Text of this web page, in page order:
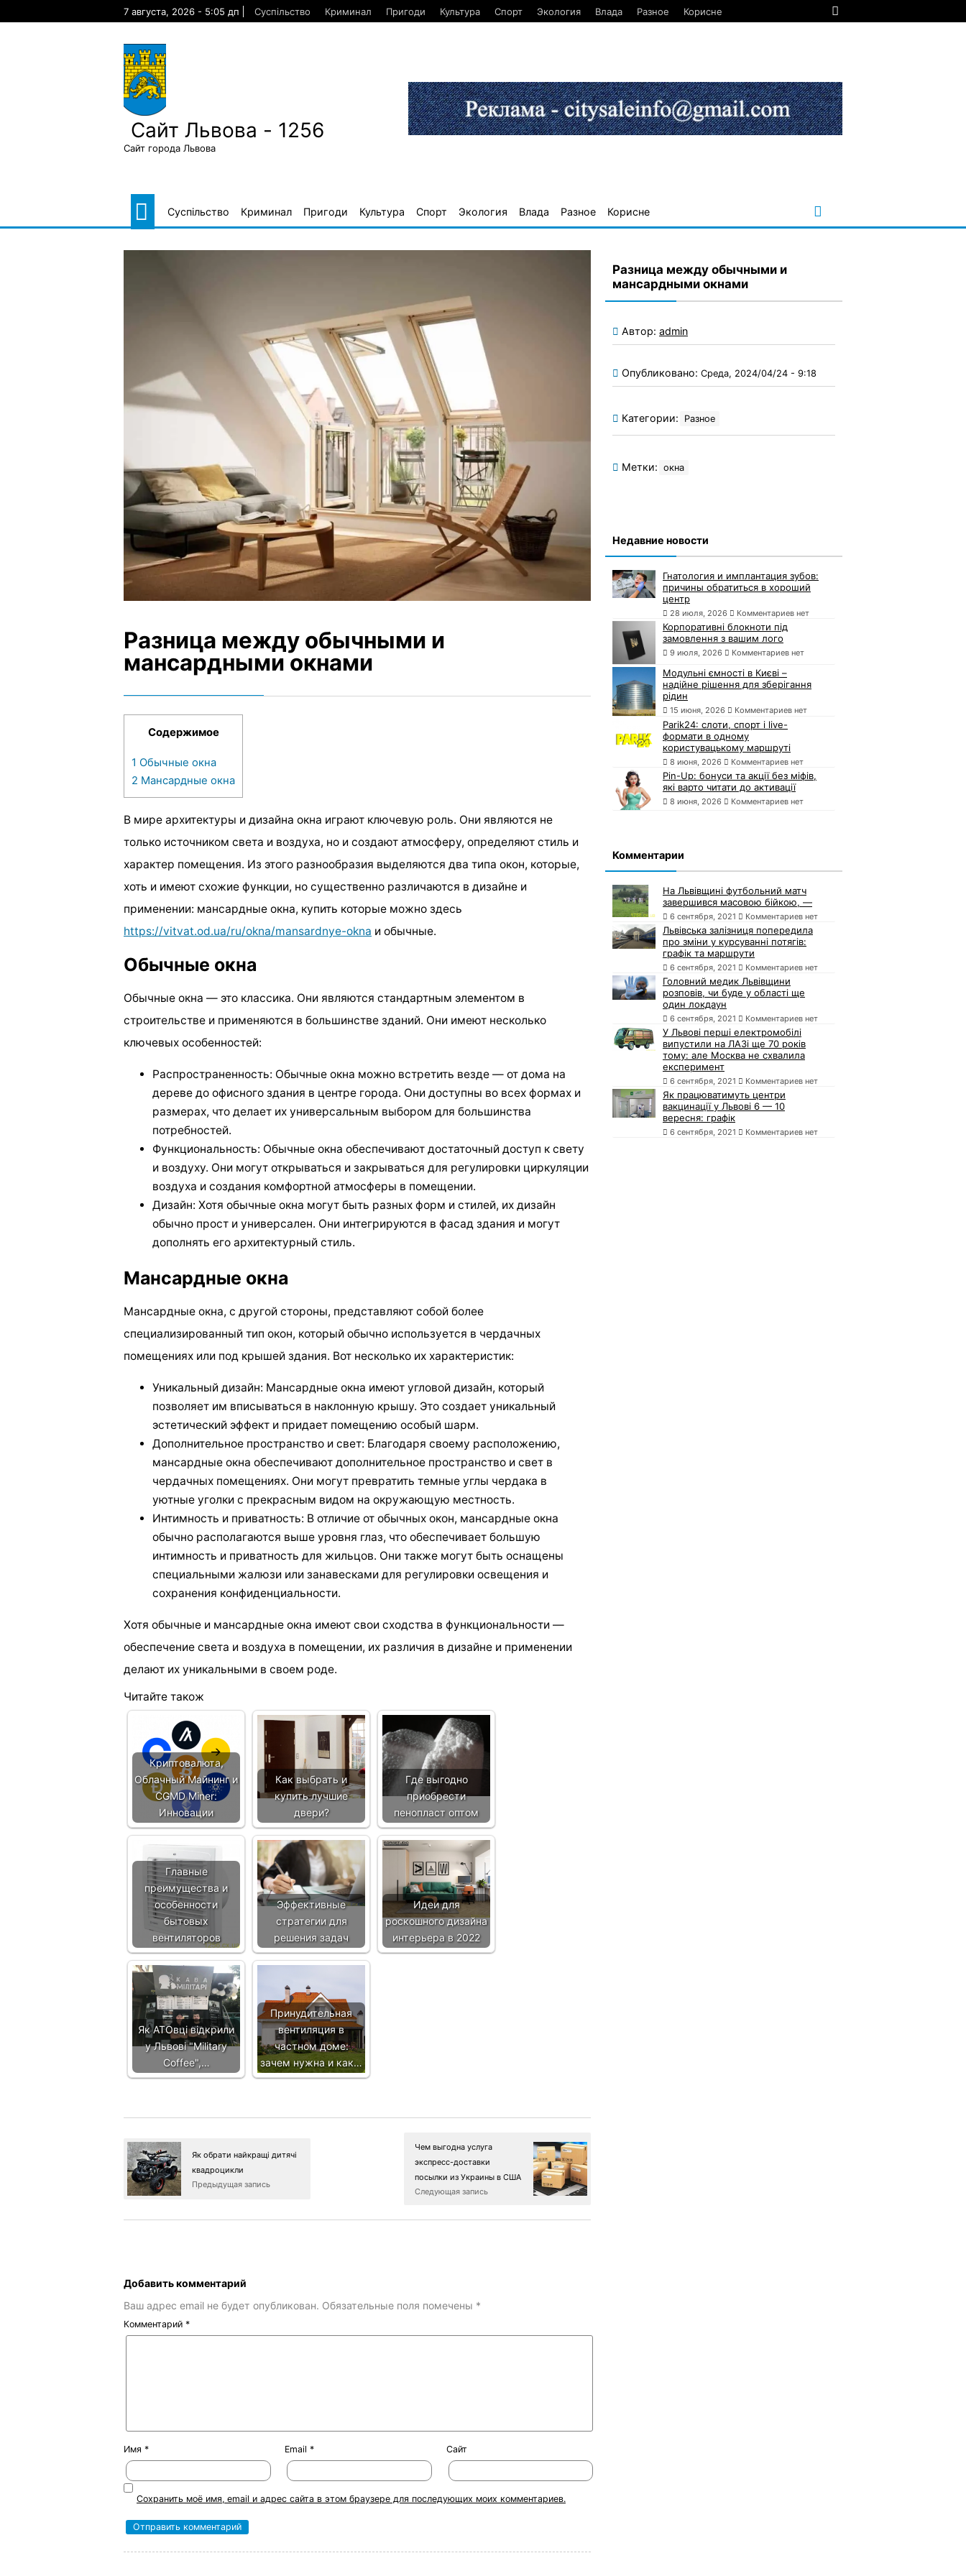
7 августа, 2026 - 5:05 дп Суспільство Криминал Пригоди Культура Спорт Экология Влада Разное Корисне
Сайт Львова - 1256
Сайт города Львова
Суспільство Криминал Пригоди Культура Спорт Экология Влада Разное Корисне
Разница между обычными и
мансардными окнами
Содержимое
1 Обычные окна
2 Мансардные окна
В мире архитектуры и дизайна окна играют ключевую роль. Они являются не
только источником света и воздуха, но и создают атмосферу, определяют стиль и
характер помещения. Из этого разнообразия выделяются два типа окон, которые,
хоть и имеют схожие функции, но существенно различаются в дизайне и
применении: мансардные окна, купить которые можно здесь
https://vitvat.od.ua/ru/okna/mansardnye-okna и обычные.
Обычные окна
Обычные окна — это классика. Они являются стандартным элементом в
строительстве и применяются в большинстве зданий. Они имеют несколько
ключевых особенностей:
Распространенность: Обычные окна можно встретить везде — от дома на
дереве до офисного здания в центре города. Они доступны во всех формах и
размерах, что делает их универсальным выбором для большинства
потребностей.
Функциональность: Обычные окна обеспечивают достаточный доступ к свету
и воздуху. Они могут открываться и закрываться для регулировки циркуляции
воздуха и создания комфортной атмосферы в помещении.
Дизайн: Хотя обычные окна могут быть разных форм и стилей, их дизайн
обычно прост и универсален. Они интегрируются в фасад здания и могут
дополнять его архитектурный стиль.
Мансардные окна
Мансардные окна, с другой стороны, представляют собой более
специализированный тип окон, который обычно используется в чердачных
помещениях или под крышей здания. Вот несколько их характеристик:
Уникальный дизайн: Мансардные окна имеют угловой дизайн, который
позволяет им вписываться в наклонную крышу. Это создает уникальный
эстетический эффект и придает помещению особый шарм.
Дополнительное пространство и свет: Благодаря своему расположению,
мансардные окна обеспечивают дополнительное пространство и свет в
чердачных помещениях. Они могут превратить темные углы чердака в
уютные уголки с прекрасным видом на окружающую местность.
Интимность и приватность: В отличие от обычных окон, мансардные окна
обычно располагаются выше уровня глаз, что обеспечивает большую
интимность и приватность для жильцов. Они также могут быть оснащены
специальными жалюзи или занавесками для регулировки освещения и
сохранения конфиденциальности.
Хотя обычные и мансардные окна имеют свои сходства в функциональности —
обеспечение света и воздуха в помещении, их различия в дизайне и применении
делают их уникальными в своем роде.
Читайте також
Криптовалюта,
Облачный Майнинг и
CGMD Miner:
Инновации
Как выбрать и
купить лучшие
двери?
Где выгодно
приобрести
пенопласт оптом
Главные
преимущества и
особенности
бытовых
вентиляторов
Эффективные
стратегии для
решения задач
Идеи для
роскошного дизайна
интерьера в 2022
Як АТОвці відкрили
у Львові "Military
Coffee",…
Принудительная
вентиляция в
частном доме:
зачем нужна и как…
Як обрати найкращі дитячі
квадроцикли
Предыдущая запись
Чем выгодна услуга
экспресс-доставки
посылки из Украины в США
Следующая запись
Добавить комментарий
Ваш адрес email не будет опубликован. Обязательные поля помечены *
Комментарий *
Имя * Email* Сайт
Сохранить моё имя, email и адрес сайта в этом браузере для последующих моих комментариев.
Разница между обычными и
мансардными окнами
Автор: admin
Опубликовано: Среда, 2024/04/24 - 9:18
Категории: Разное
Метки: окна
Недавние новости
Гнатология и имплантация зубов:
причины обратиться в хороший
центр
28 июля, 2026 Комментариев нет
Корпоративні блокноти під
замовлення з вашим лого
9 июля, 2026 Комментариев нет
Модульні ємності в Києві –
надійне рішення для зберігання
рідин
15 июня, 2026 Комментариев нет
Parik24: слоти, спорт і live-
формати в одному
користувацькому маршруті
8 июня, 2026 Комментариев нет
Pin-Up: бонуси та акції без міфів,
які варто читати до активації
8 июня, 2026 Комментариев нет
Комментарии
На Львівщині футбольний матч
завершився масовою бійкою, —
6 сентября, 2021 Комментариев нет
Львівська залізниця попередила
про зміни у курсуванні потягів:
графік та маршрути
6 сентября, 2021 Комментариев нет
Головний медик Львівщини
розповів, чи буде у області ще
один локдаун
6 сентября, 2021 Комментариев нет
У Львові перші електромобілі
випустили на ЛАЗі ще 70 років
тому: але Москва не схвалила
експеримент
6 сентября, 2021 Комментариев нет
Як працюватимуть центри
вакцинації у Львові 6 — 10
вересня: графік
6 сентября, 2021 Комментариев нет